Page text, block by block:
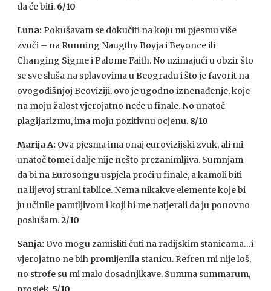
da će biti. 6/10
Luna: Pokušavam se dokučiti na koju mi pjesmu više
zvuči – na Running Naugthy Boyja i Beyonce ili
Changing Sigme i Palome Faith. No uzimajući u obzir što
se sve sluša na splavovima u Beogradu i što je favorit na
ovogodišnjoj Beoviziji, ovo je ugodno iznenađenje, koje
na moju žalost vjerojatno neće u finale. No unatoč
plagijarizmu, ima moju pozitivnu ocjenu. 8/10
Marija A: Ova pjesma ima onaj eurovizijski zvuk, ali mi
unatoč tome i dalje nije nešto prezanimljiva. Sumnjam
da bi na Eurosongu uspjela proći u finale, a kamoli biti
na lijevoj strani tablice. Nema nikakve elemente koje bi
ju učinile pamtljivom i koji bi me natjerali da ju ponovno
poslušam.2/10
Sanja: Ovo mogu zamisliti čuti na radijskim stanicama…i
vjerojatno ne bih promijenila stanicu. Refren mi nije loš,
no strofe su mi malo dosadnjikave. Summa summarum,